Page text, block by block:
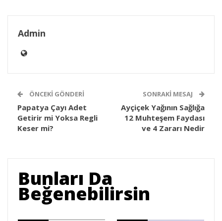
Admin
ÖNCEKI GÖNDERI
Papatya Çayı Adet
Getirir mi Yoksa Regli
Keser mi?
SONRAKI MESAJ
Ayçiçek Yağının Sağlığa
12 Muhteşem Faydası
ve 4 Zararı Nedir
Bunları Da
Beğenebilirsin